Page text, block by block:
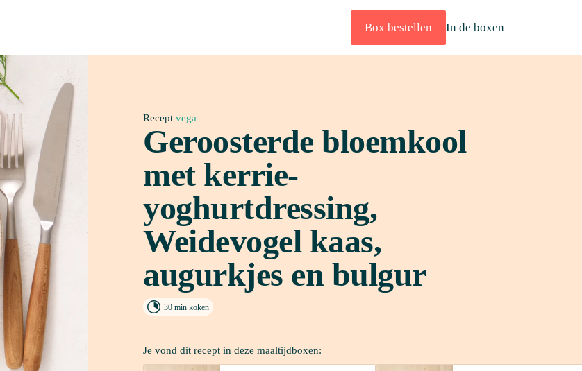
Box bestellen In de boxen
Recept vega
Geroosterde bloemkool
met kerrie-
yoghurtdressing,
Weidevogel kaas,
augurkjes en bulgur
 30 min koken
Je vond dit recept in deze maaltijdboxen: